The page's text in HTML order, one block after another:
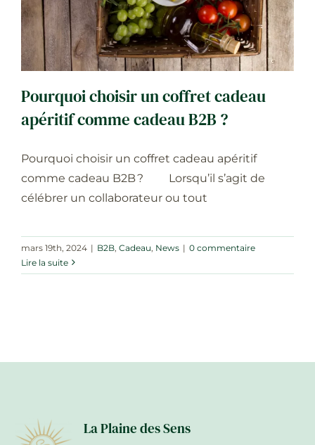
apéritif comme cadeau B2B ?
B2B Cadeau News
Pourquoi choisir un coffret cadeau
apéritif comme cadeau B2B ?
Pourquoi choisir un coffret cadeau apéritif
comme cadeau B2B ? Lorsqu’il s’agit de
célébrer un collaborateur ou tout
mars 19th, 2024 | B2B, Cadeau, News | 0 commentaire
Lire la suite
La Plaine des Sens